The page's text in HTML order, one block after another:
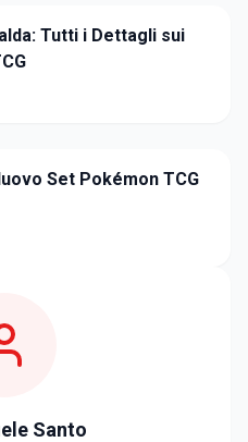
Tutti i Dettagli sui
Set Pokémon TCG
Santo